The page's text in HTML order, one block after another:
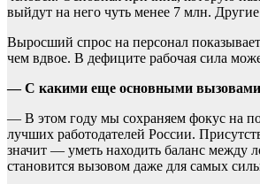
выйдут на него чуть менее 7 млн.
Выросший спрос на персонал
чем вдвое. В дефиците рабочая сила
— С какими еще основными вызовами
— В этом году мы сохраняем фокус на
лучших работодателей России.
значит — уметь находить баланс между
становится вызовом даже для самых